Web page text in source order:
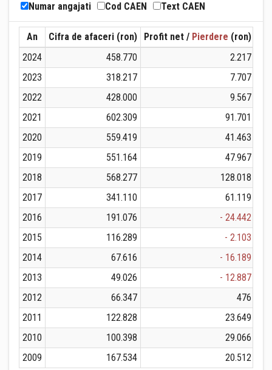
Numar angajati
Cod CAEN Text CAEN
An Cifra de afaceri (ron) Profit net / Pierdere (ron)
2024
458.770
2.217
2023
318.217
7.707
2022
428.000
9.567
2021
602.309
91.701
2020
559.419
41.463
2019
551.164
47.967
2018
568.277
128.018
2017
341.110
61.119
2016
191.076
- 24.442
2015
116.289
- 2.103
2014
67.616
- 16.189
2013
49.026
- 12.887
2012
66.347
476
2011
122.828
23.649
2010
100.398
29.066
2009
167.534 20.512